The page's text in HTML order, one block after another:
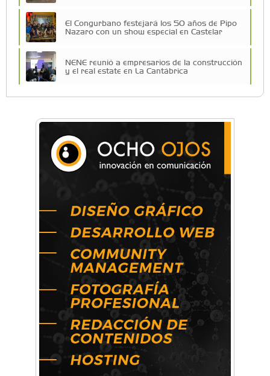
El Congurbano festejará los 50 años de Pipo
Nazaro con un show especial en Castelar
NENE reunió a empresarios de la construcción
y el real estate en La Cantábrica
La primera vez que Eva Perón voló en avión lo
hizo desde Morón
Mariana Croce: "Hoy las empresas necesitan
un asesoramiento integral para crecer con
Música, teatro, yoga, danza y mucho más:
Conocé todos los talleres para aprender y
disfrutar en la Zona Oeste